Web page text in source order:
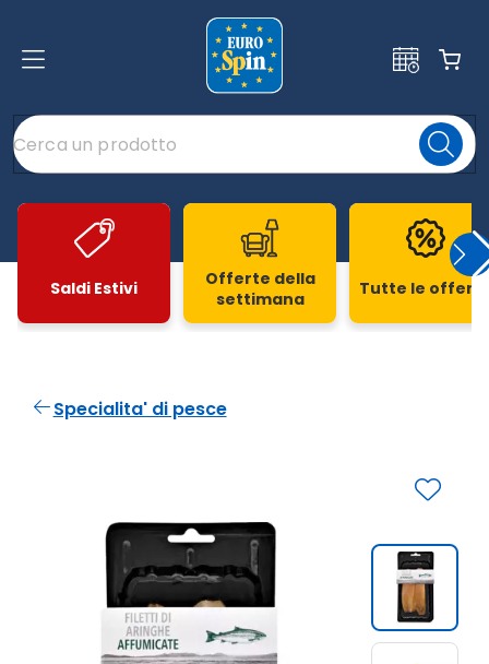
Saldi Estivi
Offerte della
settimana
Tutte le
Specialita' di pesce